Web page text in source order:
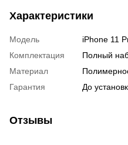
Характеристики
Модель
iPhone 11
Комплектация
Полный
Материал
Гарантия
До
Отзывы